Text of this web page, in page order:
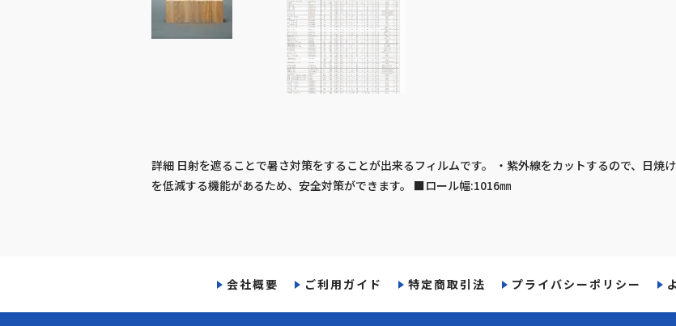
詳細 日射を遮ることで暑さ対策をすることが出来るフィルムです。 ・紫外線をカットするので、日焼
を低減する機能があるため、安全対策ができます。 ■ロール幅:1016㎜
会社概要 ご利用ガイド 特定商取引法 プライバシーポリシー